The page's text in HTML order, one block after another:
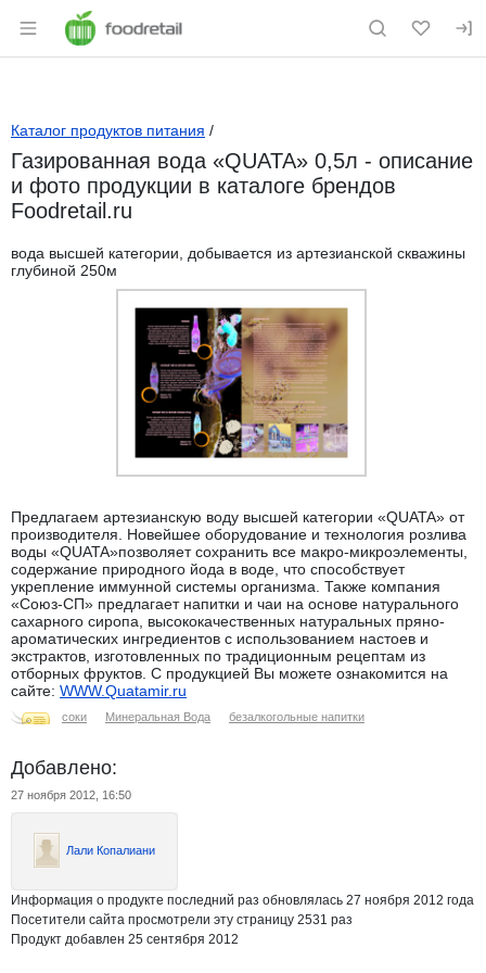
Раздел навигации по сайту
Каталог продуктов питания /
Газированная вода «QUATA» 0,5л - описание
и фото продукции в каталоге брендов
Foodretail.ru
вода высшей категории, добывается из артезианской скважины
глубиной 250м
Предлагаем артезианскую воду высшей категории «QUATA» от
производителя. Новейшее оборудование и технология розлива
воды «QUATA»позволяет сохранить все макро-микроэлементы,
содержание природного йода в воде, что способствует
укрепление иммунной системы организма. Также компания
«Союз-СП» предлагает напитки и чаи на основе натурального
сахарного сиропа, высококачественных натуральных пряно-
ароматических ингредиентов с использованием настоев и
экстрактов, изготовленных по традиционным рецептам из
отборных фруктов. С продукцией Вы можете ознакомится на
сайте: WWW.Quatamir.ru
соки Минеральная Вода безалкогольные напитки
Добавлено:
27 ноября 2012, 16:50
Лали Копалиани
Информация о продукте последний раз обновлялась 27 ноября 2012 года
Посетители сайта просмотрели эту страницу 2531 раз
Продукт добавлен 25 сентября 2012